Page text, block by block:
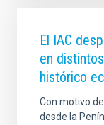
SORT BY
El IAC
en
histórico
Con motivo
desde la